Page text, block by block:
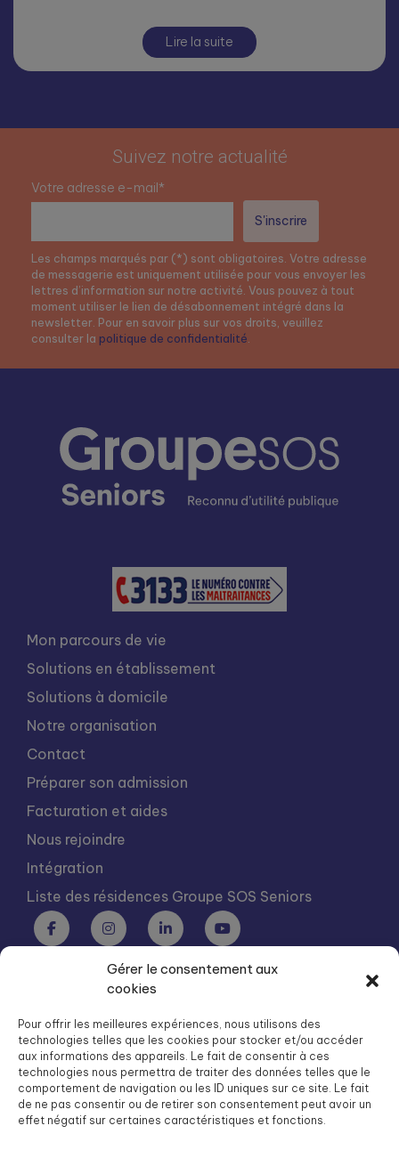
Gérer le consentement aux
cookies
Pour offrir les meilleures expériences, nous utilisons des
technologies telles que les cookies pour stocker et/ou accéder
aux informations des appareils. Le fait de consentir à ces
technologies nous permettra de traiter des données telles que le
comportement de navigation ou les ID uniques sur ce site. Le fait
de ne pas consentir ou de retirer son consentement peut avoir un
effet négatif sur certaines caractéristiques et fonctions.
Lire la suite
Suivez notre actualité
Votre adresse e-mail*
Les champs marqués par (*) sont obligatoires. Votre adresse
de messagerie est uniquement utilisée pour vous envoyer les
lettres d’information sur notre activité. Vous pouvez à tout
moment utiliser le lien de désabonnement intégré dans la
newsletter. Pour en savoir plus sur vos droits, veuillez
consulter la politique de confidentialité.
Mon parcours de vie
Solutions en établissement
Solutions à domicile
Notre organisation
Contact
Préparer son admission
Facturation et aides
Nous rejoindre
Intégration
Liste des résidences Groupe SOS Seniors
Groupe SOS Seniors est une association du Groupe SOS
dg.seniors@groupe-sos.org
ARPAVIE est une association du Groupe SOS